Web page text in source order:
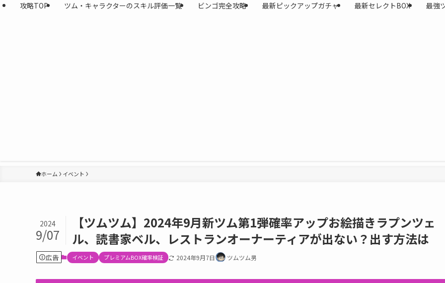
攻略TOP ツム・キャラクターのスキル評価一覧 ビンゴ完全攻略 最新ピックアップガチャ 最新セレクトBOX 最強
ホーム イベント
【ツムツム】2024年9月新ツム第1弾確率アップお絵描きラプンツェ
ル、読書家ベル、レストランオーナーティアが出ない？出す方法は
2024
9/07
広告 イベント プレミアムBOX確率検証 2024年9月7日 ツムツム男